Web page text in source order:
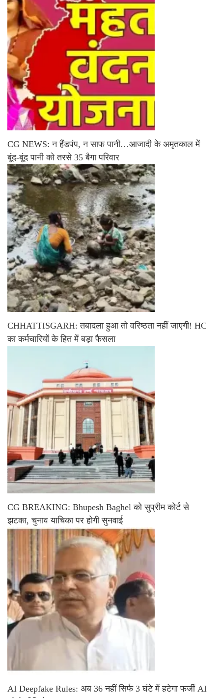
CG NEWS: न हैंडपंप, न साफ पानी…आजादी के अमृतकाल में
बूंद-बूंद पानी को तरसे 35 बैगा परिवार
CHHATTISGARH: तबादला हुआ तो वरिष्ठता नहीं जाएगी! HC
का कर्मचारियों के हित में बड़ा फैसला
CG BREAKING: Bhupesh Baghel को सुप्रीम कोर्ट से
झटका, चुनाव याचिका पर होगी सुनवाई
AI Deepfake Rules: अब 36 नहीं सिर्फ 3 घंटे में हटेगा फर्जी AI